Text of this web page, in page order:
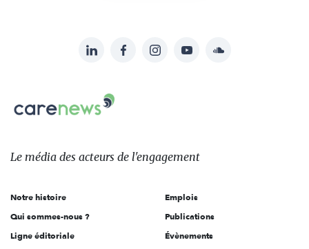
sur:
LinkedInFacebookInstagramYouTubeSoundcloud
Carenews,
Le
des
l'engagement
Le média des acteurs de l'engagement
Notre histoire
Qui sommes-nous ?
Ligne éditoriale
Emplois
Publications
Évènements